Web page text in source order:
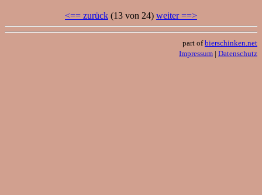
<== zurück (13 von 24) weiter ==>
part ofbierschinken.net
Impressum | Datenschutz